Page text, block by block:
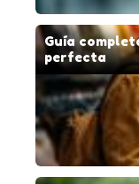
Guía
perfecta